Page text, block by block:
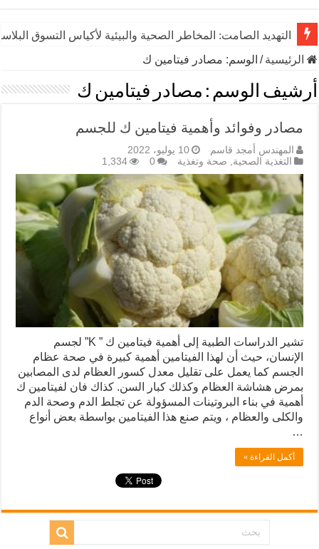
التهديد الصامت: المخاطر الصحية والبيئية لأكياس التسوق
الرئيسية/ الوسم: مصادر فيتامين ك
أرشيف الوسم : مصادر فيتامين ك
مصادر وفوائد وأهمية فيتامين ك للجسم
المهندس أمجد قاسم
10 يوليو، 2022
التغذية الصحية, صحة وتغذية 0
1,334
تشير الدراسات الطبية إلى أهمية فيتامين ك ” K” لجسم
الإنسان، حيث أن لهذا الفيتامين أهمية كبيرة في صحة عظام
الجسم كما يعمل على تقليل معدل كسور العظام لدى المصابين
بمرض هشاشة العظام وكذلك كبار السن. كذاك فان لفيتامين ك
أهمية في بناء البروتينات المسؤولة عن تجلط الدم وصحة الدم
والكلى والعظام ، ويتم صنع هذا الفيتامين بواسطة بعض أنواع
…
أكمل القراءة »